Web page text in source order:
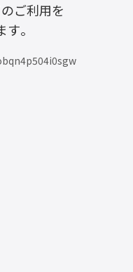
ご利用を
。